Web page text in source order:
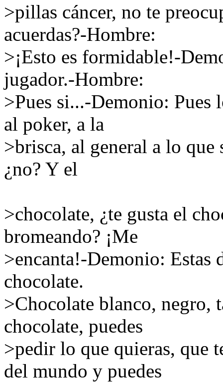
>pillas cáncer, no te
acuerdas?-Hombre:
>¡Esto es formidable!-
jugador.-Hombre:
>Pues si...-Demonio: Pues
al poker, a la
>brisca, al general a lo que
¿no? Y el
>chocolate, ¿te gusta el
bromeando? ¡Me
>encanta!-Demonio: Estas
chocolate.
>Chocolate blanco, negro,
chocolate, puedes
>pedir lo que quieras, que
del mundo y puedes